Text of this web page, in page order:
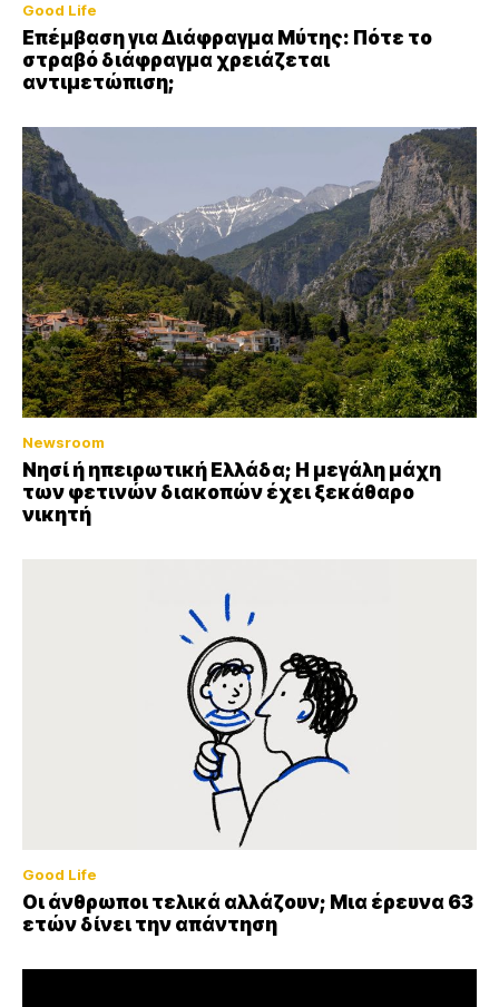
Good Life
Επέμβαση για Διάφραγμα Μύτης: Πότε το
στραβό διάφραγμα χρειάζεται
αντιμετώπιση;
Newsroom
Νησί ή ηπειρωτική Ελλάδα; Η μεγάλη μάχη
των φετινών διακοπών έχει ξεκάθαρο
νικητή
Good Life
Οι άνθρωποι τελικά αλλάζουν; Μια έρευνα 63
ετών δίνει την απάντηση